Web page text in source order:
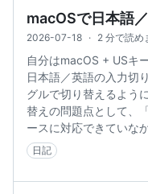
macOSで日本語
2026-07-18 · 2 分で読め
自分はmacOS + USキ
日本語／英語の入力切
グルで切り替えるよう
替えの問題点として、
ースに対応できていな
日記